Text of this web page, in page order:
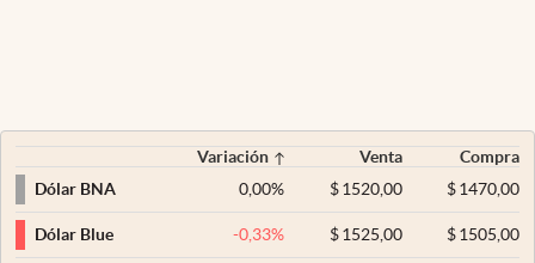
Variación Venta
Compra
Dólar BNA
0,00% $ 1520,00 $1470,00
Dólar Blue -0,33% $ 1525,00 $1505,00